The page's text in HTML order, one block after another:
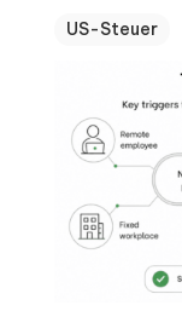
US-Steuer